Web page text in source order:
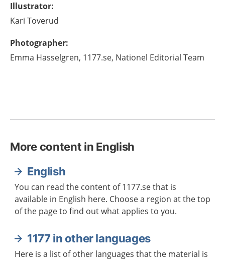
Illustrator:
Kari Toverud
Photographer:
Emma Hasselgren, 1177.se, Nationel Editorial Team
More content in English
English
You can read the content of 1177.se that is
available in English here. Choose a region at the top
of the page to find out what applies to you.
1177 in other languages
Here is a list of other languages that the material is